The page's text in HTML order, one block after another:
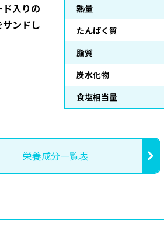
入りの
ンドし
熱量
たんぱく質
脂質
炭水化物
食塩相当量
栄養成分一覧表